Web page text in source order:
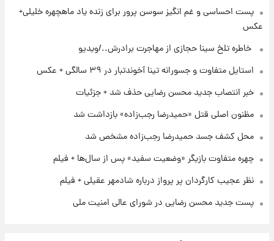
۲۳ ساعت پیش
آتش‌سوزی در لوناپارک شیراز؛ آخرین وضعیت
خواستگار ۵۰ساله شاهدخت لئونور بازداشت شد
پست احساسی و غم انگیز سوسن پرور برای زنده یاد ماهچهره خلیلی+
عکس
⁨ خاطره تلخ سینا حجازی از مهاجرت برادرش../ویدیو
استایل متفاوت و جسورانه تینا آخوندتبار در ۳۹ سالگی + عکس
خبر انتصاب جدید محسن رضایی حذف شد + جزئیات
مظنون اصلی قتل «حمیدرضا رجب‌زاده» بازداشت شد
محل کشف جسد حمیدرضا رجب‌زاده مشخص شد
چهره متفاوت بازیگر «وضعیت سفید» پس از سال‌ها + فیلم
نظر عجیب کارگردان پر پرواز درباره شادمهر عقیلی + فیلم
پست جدید محسن رضایی در شورای عالی امنیت ملی